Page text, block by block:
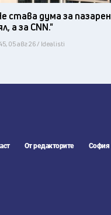
става дума за пазарен
а за CNN."
05 авг 26 / Idealisti
От редакторите София